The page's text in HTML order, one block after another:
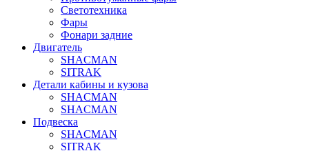
Светотехника
Фары
Фонари задние
Двигатель
SHACMAN
SITRAK
Детали кабины и кузова
SHACMAN
SHACMAN
Подвеска
SHACMAN
SITRAK